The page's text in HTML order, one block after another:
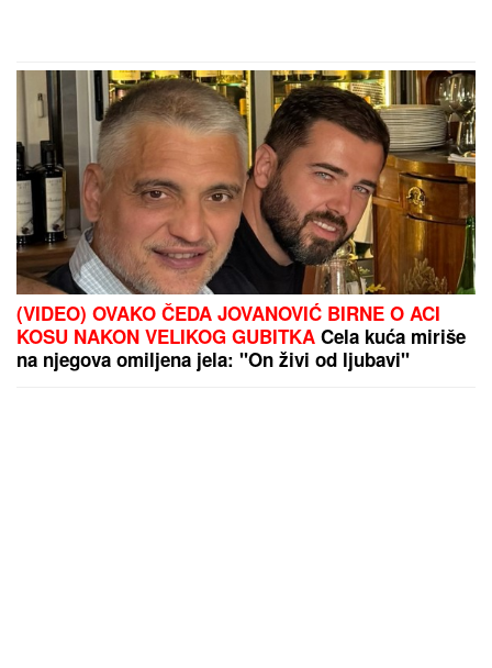
(VIDEO) OVAKO ČEDA JOVANOVIĆ BIRNE O ACI
KOSU NAKON VELIKOG GUBITKA Cela kuća miriše
na njegova omiljena jela: "On živi od ljubavi"